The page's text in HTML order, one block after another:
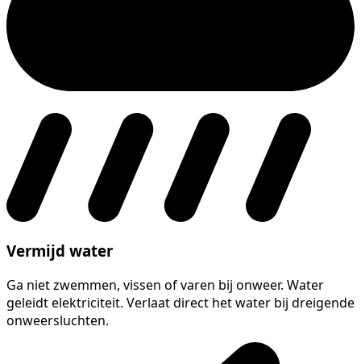
Vermijd water
Ga niet zwemmen, vissen of varen bij onweer. Water
geleidt elektriciteit. Verlaat direct het water bij dreigende
onweersluchten.